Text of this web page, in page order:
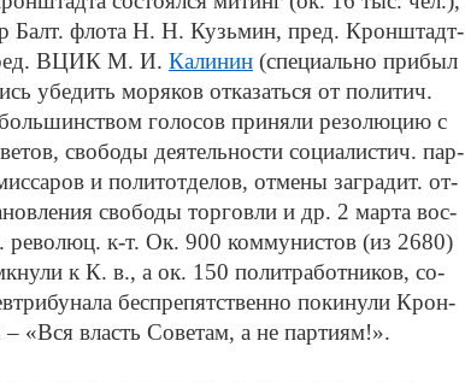
Балт. фло­та Н. Н. Кузь­мин, пред. Крон­штадт­
ВЦИК М. И. Ка­ли­нин (спе­ци­аль­но при­был
убе­дить мо­ря­ков от­ка­зать­ся от по­ли­тич.
го­ло­сов при­ня­ли ре­зо­лю­цию с
сво­бо­ды дея­тель­но­сти со­циа­ли­стич. пар­
и по­лит­от­де­лов, от­ме­ны за­гра­дит. от­
сво­бо­ды тор­гов­ли и др. 2 мар­та вос­
к-т. Ок. 900 ком­му­ни­стов (из 2680)
к К. в., а ок. 150 по­лит­ра­бот­ни­ков, со­
бес­пре­пят­ст­вен­но по­ки­ну­ли Крон­
«Вся власть Со­ве­там, а не пар­ти­ям!».